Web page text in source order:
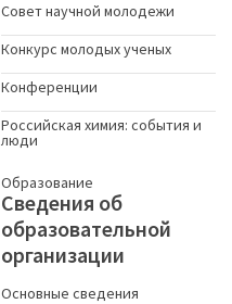
Совет научной молодежи
Конкурс молодых ученыx
Конференции
Российская химия: события и
люди
Образование
Сведения об
образовательной
организации
Основные сведения